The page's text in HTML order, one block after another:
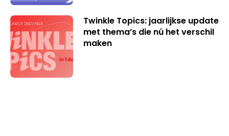
Twinkle Topics: jaarlijkse update
met thema’s die nú het verschil
maken